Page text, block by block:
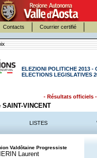
Contacts Courrier certifié
ELEZIONI POLITICHE 2013 -
ELECTIONS LEGISLATIVES
- Résultats officiels -
VINCENT
LISTES
Valdôtaine Progressiste
Laurent